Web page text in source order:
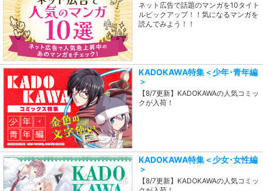
ネット広告で話題のマンガを10タイト
ルピックアップ！！気になるマンガを
読んでみよう！！
KADOKAWA特集＜少年･青年編
＞
【8/7更新】KADOKAWAの人気コミッ
クが入荷！
KADOKAWA特集＜少女･女性編
＞
【8/7更新】KADOKAWAの人気コミッ